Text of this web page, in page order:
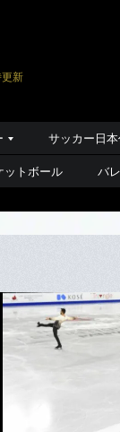
新
サッカー日
ットボール バ